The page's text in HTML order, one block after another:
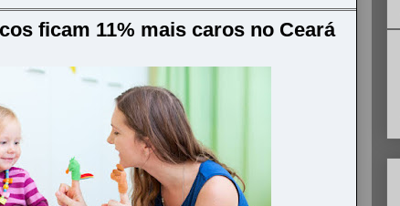
ficam 11% mais caros no Ceará